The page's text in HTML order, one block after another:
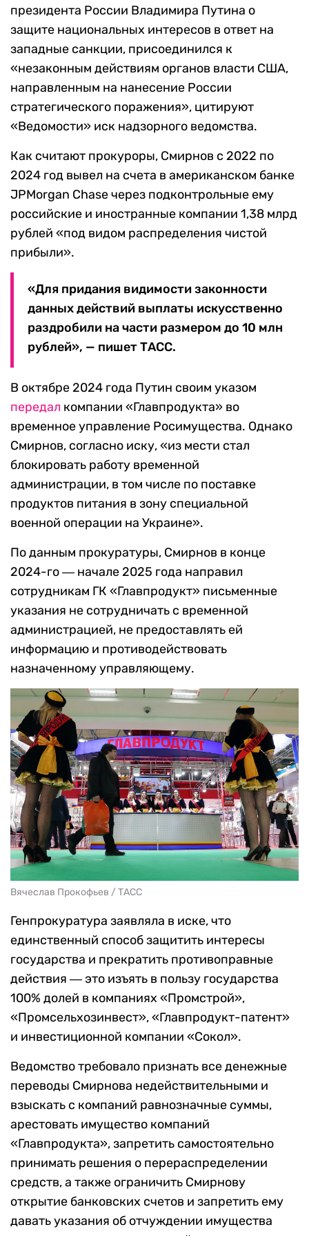
президента России Владимира Путина о
защите национальных интересов в ответ на
западные санкции, присоединился к
«незаконным действиям органов власти США,
направленным на нанесение России
стратегического поражения», цитируют
«Ведомости» иск надзорного ведомства.
Как считают прокуроры, Смирнов с 2022 по
2024 год вывел на счета в американском банке
JPMorgan Chase через подконтрольные ему
российские и иностранные компании 1,38 млрд
рублей «под видом распределения чистой
прибыли».
«Для придания видимости законности
данных действий выплаты искусственно
раздробили на части размером до 10 млн
рублей», — пишет ТАСС.
В октябре 2024 года Путин своим указом
передал компании «Главпродукта» во
временное управление Росимущества. Однако
Смирнов, согласно иску, «из мести стал
блокировать работу временной
администрации, в том числе по поставке
продуктов питания в зону специальной
военной операции на Украине».
По данным прокуратуры, Смирнов в конце
2024-го ― начале 2025 года направил
сотрудникам ГК «Главпродукт» письменные
указания не сотрудничать с временной
администрацией, не предоставлять ей
информацию и противодействовать
назначенному управляющему.
Вячеслав Прокофьев / ТАСС
Генпрокуратура заявляла в иске, что
единственный способ защитить интересы
государства и прекратить противоправные
действия ― это изъять в пользу государства
100% долей в компаниях «Промстрой»,
«Промсельхозинвест», «Главпродукт-патент»
и инвестиционной компании «Сокол».
Ведомство требовало признать все денежные
переводы Смирнова недействительными и
взыскать с компаний равнозначные суммы,
арестовать имущество компаний
«Главпродукта», запретить самостоятельно
принимать решения о перераспределении
средств, а также ограничить Смирнову
открытие банковских счетов и запретить ему
давать указания об отчуждении имущества